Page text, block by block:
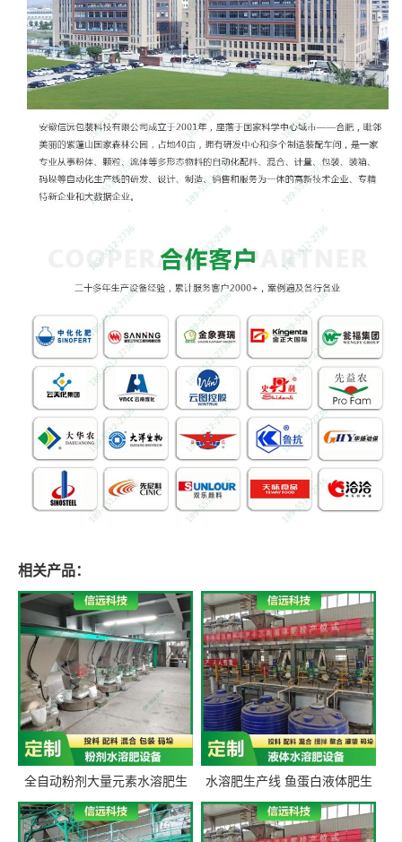
相关产品：
全自动粉剂大量元素水溶肥生
产设备 信远科技肥料生产设备
源头厂家
水溶肥生产线 鱼蛋白液体肥生
产设备 氨基酸液态肥全套设备